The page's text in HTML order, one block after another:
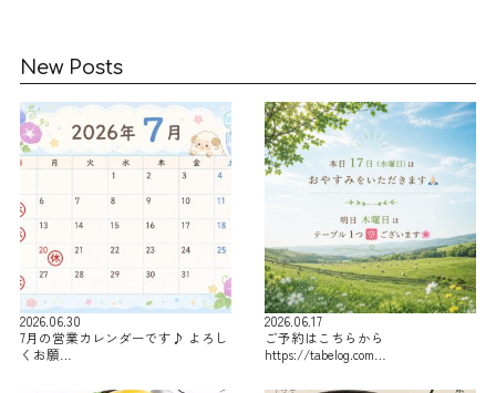
New Posts
2026.06.30
7月の営業カレンダーです♪ よろし
くお願…
2026.06.17
ご予約はこちらから
https://tabelog.com…